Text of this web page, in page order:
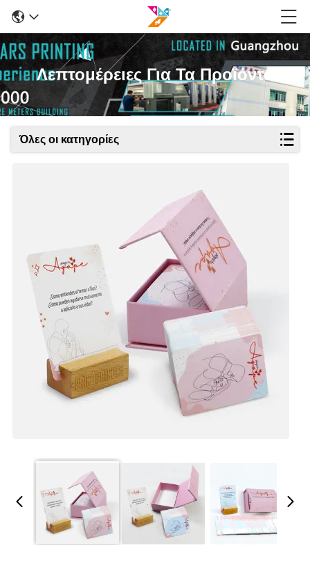
Λεπτομέρειες Για Τα Προϊόντα
Όλες οι κατηγορίες